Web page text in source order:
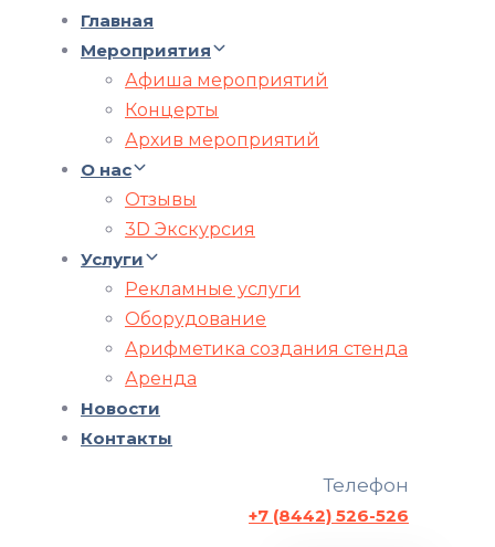
Главная
Мероприятия
Афиша мероприятий
Концерты
Архив мероприятий
О нас
Отзывы
3D Экскурсия
Услуги
Рекламные услуги
Оборудование
Арифметика создания стенда
Аренда
Новости
Контакты
Телефон
+7 (8442) 526-526